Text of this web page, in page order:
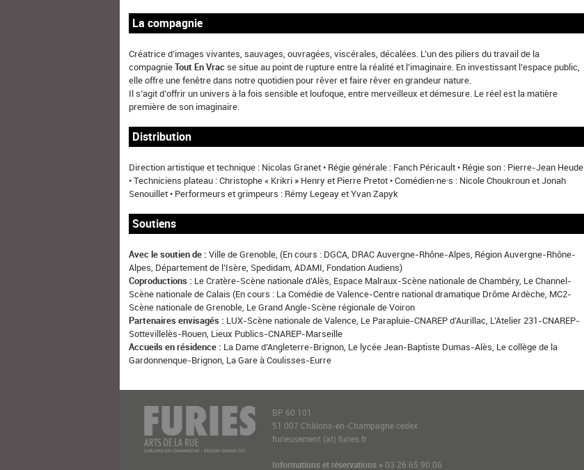
La compagnie
Créatrice d’images vivantes, sauvages, ouvragées, viscérales, décalées. L’un des piliers du travail de la
compagnieTout En Vracse situe au point de rupture entre la réalité et l’imaginaire. En investissant l’espace public,
elle offre une fenêtre dans notre quotidien pour rêver et faire rêver en grandeur nature.
Il s’agit d’offrir un univers à la fois sensible et loufoque, entre merveilleux et démesure. Le réel est la matière
première de son imaginaire.
Distribution
Direction artistique et technique : Nicolas Granet • Régie générale : Fanch Péricault • Régie son : Pierre-Jean Heude
• Techniciens plateau : Christophe « Krikri » Henry et Pierre Pretot • Comédien·ne·s : Nicole Choukroun et Jonah
Senouillet • Performeurs et grimpeurs : Rémy Legeay et Yvan Zapyk
Soutiens
Avec le soutien de : Ville de Grenoble, (En cours : DGCA, DRAC Auvergne-Rhône-Alpes, Région Auvergne-Rhône-
Alpes, Département de l’Isère, Spedidam, ADAMI, Fondation Audiens)
Coproductions : Le Cratère-Scène nationale d’Alès, Espace Malraux-Scène nationale de Chambéry, Le Channel-
Scène nationale de Calais (En cours : La Comédie de Valence-Centre national dramatique Drôme Ardèche, MC2-
Scène nationale de Grenoble, Le Grand Angle-Scène régionale de Voiron
Partenaires envisagés : LUX-Scène nationale de Valence, Le Parapluie-CNAREP d’Aurillac, L’Atelier 231-CNAREP-
Sottevillelès-Rouen, Lieux Publics-CNAREP-Marseille
Accueils en résidence : La Dame d’Angleterre-Brignon, Le lycée Jean-Baptiste Dumas-Alès, Le collège de la
Gardonnenque-Brignon, La Gare à Coulisses-Eurre
BP 60 101
51 007 Châlons-en-Champagne cedex
furieusement (at) furies.fr
Informations et réservations > 03 26 65 90 06